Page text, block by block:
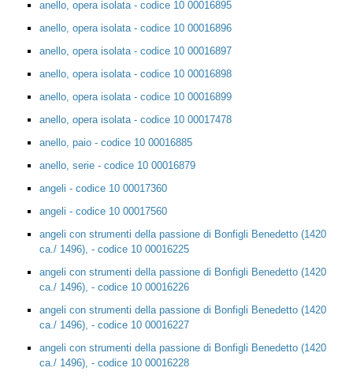
anello, opera isolata - codice 10 00016895
anello, opera isolata - codice 10 00016896
anello, opera isolata - codice 10 00016897
anello, opera isolata - codice 10 00016898
anello, opera isolata - codice 10 00016899
anello, opera isolata - codice 10 00017478
anello, paio - codice 10 00016885
anello, serie - codice 10 00016879
angeli - codice 10 00017360
angeli - codice 10 00017560
angeli con strumenti della passione di Bonfigli Benedetto (1420
ca./ 1496), - codice 10 00016225
angeli con strumenti della passione di Bonfigli Benedetto (1420
ca./ 1496), - codice 10 00016226
angeli con strumenti della passione di Bonfigli Benedetto (1420
ca./ 1496), - codice 10 00016227
angeli con strumenti della passione di Bonfigli Benedetto (1420
ca./ 1496), - codice 10 00016228